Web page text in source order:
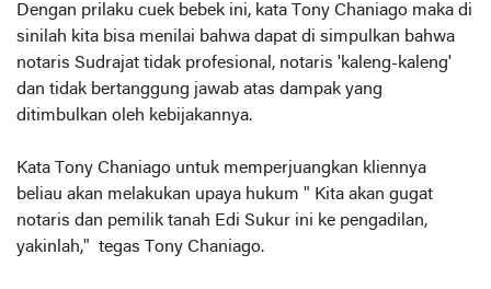
Dengan prilaku cuek bebek ini, kata Tony Chaniago maka di
sinilah kita bisa menilai bahwa dapat di simpulkan bahwa
notaris Sudrajat tidak profesional, notaris 'kaleng-kaleng'
dan tidak bertanggung jawab atas dampak yang
ditimbulkan oleh kebijakannya.
Kata Tony Chaniago untuk memperjuangkan kliennya
beliau akan melakukan upaya hukum " Kita akan gugat
notaris dan pemilik tanah Edi Sukur ini ke pengadilan,
yakinlah," tegas Tony Chaniago.